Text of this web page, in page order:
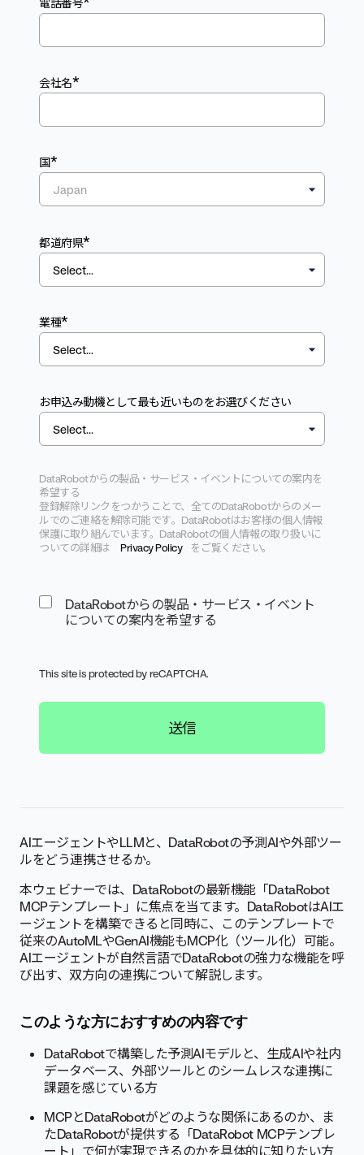
AIエージェントやLLMと、DataRobotの予測AIや外部ツー
ルをどう連携させるか。
本ウェビナーでは、DataRobotの最新機能「DataRobot
MCPテンプレート」に焦点を当てます。DataRobotはAIエ
ージェントを構築できると同時に、このテンプレートで
従来のAutoMLやGenAI機能もMCP化（ツール化）可能。
AIエージェントが自然言語でDataRobotの強力な機能を呼
び出す、双方向の連携について解説します。
このような方におすすめの内容です
DataRobotで構築した予測AIモデルと、生成AIや社内
データベース、外部ツールとのシームレスな連携に
課題を感じている方
MCPとDataRobotがどのような関係にあるのか、ま
たDataRobotが提供する「DataRobot MCPテンプレ
ート」で何が実現できるのかを具体的に知りたい方
電話番号
*
会社名
*
国
*
都道府県
*
業種
お申込み動機として最も近いものをお選びください
DataRobotからの製品・サービス・ イベントについての案内を
希望する
登録解除リンクをつかうことで、 全てのDataRobotからのメー
ルでのご連絡を解除可能です。 DataRobotはお客様の個人情報
保護に取り組んでいます。 DataRobotの個人情報の取り扱いに
ついての詳細は
Privacy Policy をご覧ください。
DataRobotからの製品・サービス・イベント
についての案内を希望する
This site is protected by reCAPTCHA.
送信